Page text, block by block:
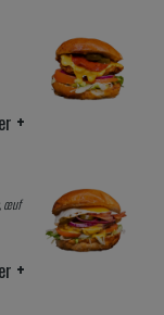
+
œuf
+